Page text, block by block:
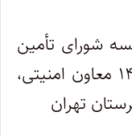
شورای تأمین
شهرستان تهران مورخ ۱۴۰۳/۷/۱۷ معاون امنیتی،
تهران